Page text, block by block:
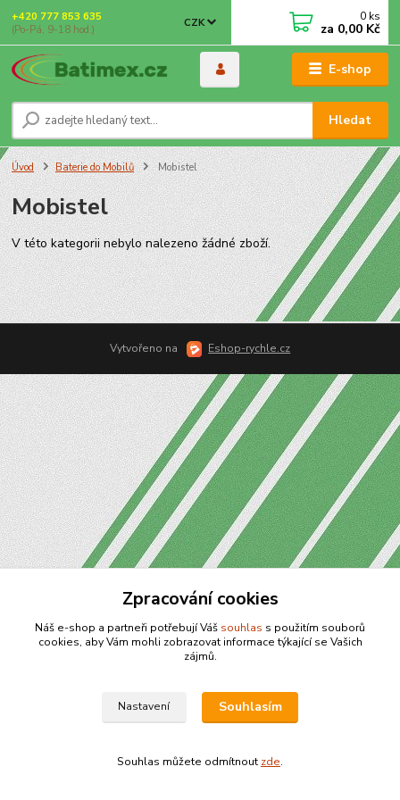
E-shop
CZK
Hledat
+420 777 853 635
(Po-Pá, 9-18 hod.)
0 ks
za 0,00 Kč
Úvod Baterie do Mobilů Mobistel
Mobistel
V této kategorii nebylo nalezeno žádné zboží.
Vytvořeno na Eshop-rychle.cz
Zpracování cookies
Náš e-shop a partneři potřebují Váš souhlas s použitím souborů
cookies, aby Vám mohli zobrazovat informace týkající se Vašich
zájmů.
Nastavení Souhlasím
Souhlas můžete odmítnout zde.